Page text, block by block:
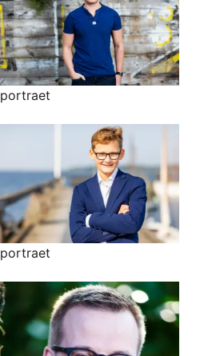
portraet
portraet